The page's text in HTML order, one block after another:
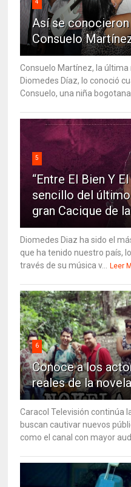
4
Así se
Consuelo
Consuelo Martínez, la última
Diomedes Díaz, lo conoció
Consuelo, una niña bogotana
5
“Entre El Bien Y
sencillo del
gran Cacique de
Diomedes Diaz ha sido el
que ha tenido nuestro país,
través de su música v...
Leer
6
Conoce a los
reales de la
Caracol Televisión continúa
buscan cautivar nuevos
como el canal con mayor